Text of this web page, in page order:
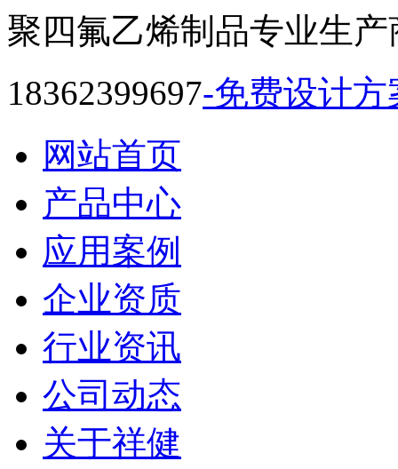
聚四氟乙烯制品专业生产
18362399697-免费设计
网站首页
产品中心
应用案例
企业资质
行业资讯
公司动态
关于祥健